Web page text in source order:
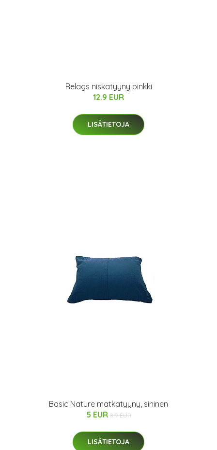
Relags niskatyyny pinkki
12.9 EUR
LISÄTIETOJA
Basic Nature matkatyyny, sininen
5 EUR 8.9 EUR
LISÄTIETOJA